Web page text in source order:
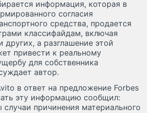
информация, которая в
согласия
средства, продается
классифайдам, включая
других, а разглашение этой
привести к реальному
для собственника
автор.
в ответ на предложение Forbes
эту информацию сообщил:
причинения материального